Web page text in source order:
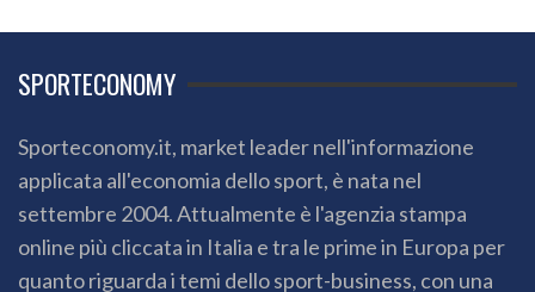
SPORTECONOMY
Sporteconomy.it, market leader nell'informazione
applicata all'economia dello sport, è nata nel
settembre 2004. Attualmente è l'agenzia stampa
online più cliccata in Italia e tra le prime in Europa per
quanto riguarda i temi dello sport-business, con una